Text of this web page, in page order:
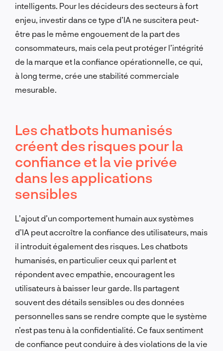
intelligents. Pour les décideurs des secteurs à fort
enjeu, investir dans ce type d’IA ne suscitera peut-
être pas le même engouement de la part des
consommateurs, mais cela peut protéger l’intégrité
de la marque et la confiance opérationnelle, ce qui,
à long terme, crée une stabilité commerciale
mesurable.
Les chatbots humanisés
créent des risques pour la
confiance et la vie privée
dans les applications
sensibles
L’ajout d’un comportement humain aux systèmes
d’IA peut accroître la confiance des utilisateurs, mais
il introduit également des risques. Les chatbots
humanisés, en particulier ceux qui parlent et
répondent avec empathie, encouragent les
utilisateurs à baisser leur garde. Ils partagent
souvent des détails sensibles ou des données
personnelles sans se rendre compte que le système
n’est pas tenu à la confidentialité. Ce faux sentiment
de confiance peut conduire à des violations de la vie